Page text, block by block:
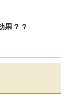
果？？